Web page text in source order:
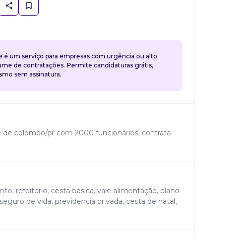
é um serviço para empresas com urgência ou alto
de contratações. Permite candidaturas grátis,
sem assinatura.
de colombo/pr com 2000 funcionários, contrata
refeitorio, cesta básica, vale alimentação, plano
de vida, previdencia privada, cesta de natal,